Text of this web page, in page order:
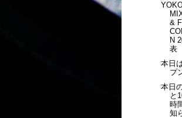
&
N
表
本日
プ
本日
と
時
知